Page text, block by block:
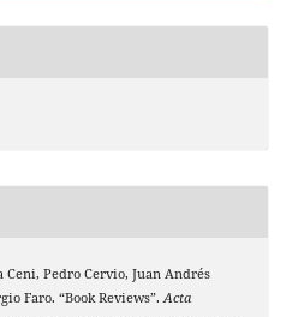
Pedro Cervio, Juan Andrés
Faro. “Book Reviews”.Acta